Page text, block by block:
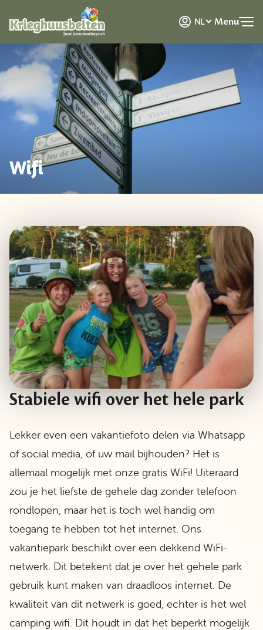
NL
EN Menu
Wifi
Stabiele wifi over het hele park
Lekker even een vakantiefoto delen via Whatsapp
of social media, of uw mail bijhouden? Het is
allemaal mogelijk met onze gratis WiFi! Uiteraard
zou je het liefste de gehele dag zonder telefoon
rondlopen, maar het is toch wel handig om
toegang te hebben tot het internet. Ons
vakantiepark beschikt over een dekkend WiFi-
netwerk. Dit betekent dat je over het gehele park
gebruik kunt maken van draadloos internet. De
kwaliteit van dit netwerk is goed, echter is het wel
camping wifi. Dit houdt in dat het beperkt mogelijk